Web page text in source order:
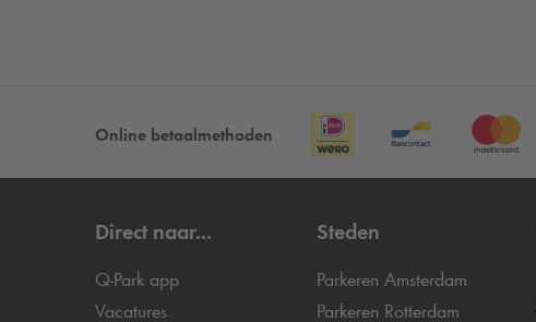
Online betaalmethoden
Direct naar...
Q-Park app
Vacatures
Steden
Parkeren Amsterdam
Parkeren Rotterdam